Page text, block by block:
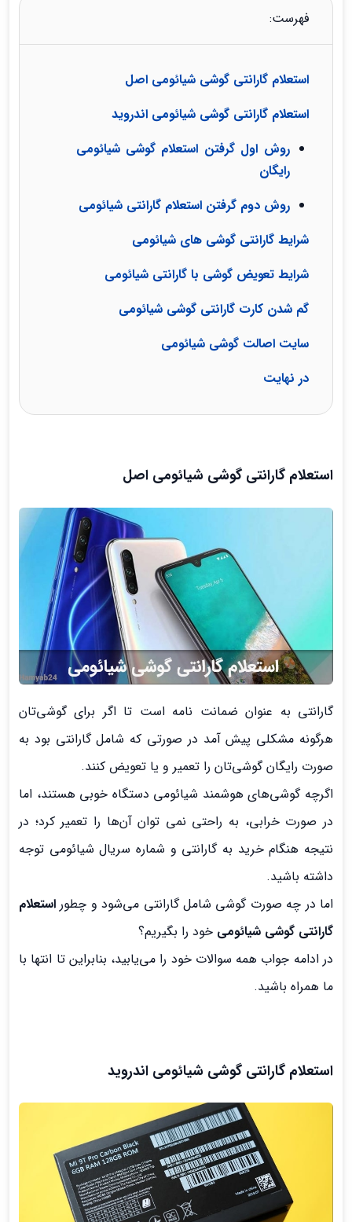
فهرست:
استعلام گارانتی گوشی شیائومی اصل
استعلام گارانتی گوشی شیائومی اندروید
روش اول گرفتن استعلام گوشی شیائومی
رایگان
روش دوم گرفتن استعلام گارانتی شیائومی
شرایط گارانتی گوشی های شیائومی
شرایط تعویض گوشی با گارانتی شیائومی
گم شدن کارت گارانتی گوشی شیائومی
سایت اصالت گوشی شیائومی
در نهایت
استعلام گارانتی گوشی شیائومی اصل
گارانتی به عنوان ضمانت نامه است تا اگر برای گوشی‌تان
هرگونه مشکلی پیش آمد در صورتی که شامل گارانتی بود به
صورت رایگان گوشی‌تان را تعمیر و یا تعویض کنند.
اگرچه گوشی‌های هوشمند شیائومی دستگاه خوبی هستند، اما
در صورت خرابی، به راحتی نمی ‌توان آن‌ها را تعمیر کرد؛ در
نتیجه هنگام خرید به گارانتی و شماره سریال شیائومی توجه
داشته باشید.
اما در چه صورت گوشی شامل گارانتی می‌شود و چطور استعلام
گارانتی گوشی شیائومی خود را بگیریم؟
در ادامه جواب همه سوالات خود را می‌یابید، بنابراین تا انتها با
ما همراه باشید.
استعلام گارانتی گوشی شیائومی اندروید